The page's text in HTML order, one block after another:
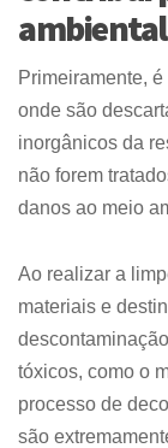
Primeiramente,
onde são
inorgânicos da
não forem
danos ao meio
Ao realizar a
materiais e
tóxicos, como o
processo de
são